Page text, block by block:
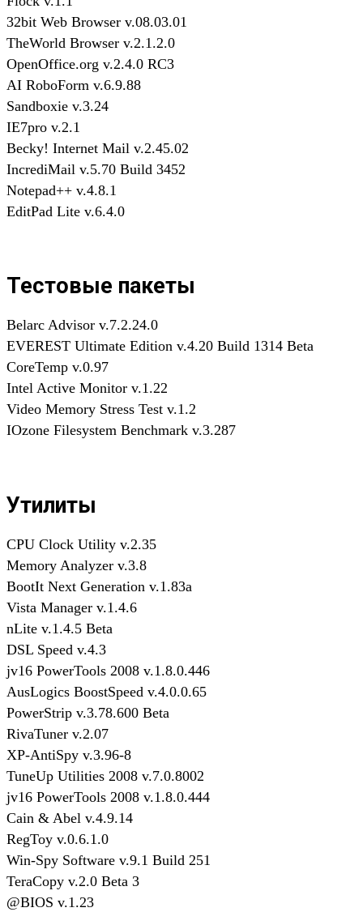
32bit Web Browser v.08.03.01
TheWorld Browser v.2.1.2.0
OpenOffice.org v.2.4.0 RC3
AI RoboForm v.6.9.88
Sandboxie v.3.24
IE7pro v.2.1
Becky! Internet Mail v.2.45.02
IncrediMail v.5.70 Build 3452
Notepad++ v.4.8.1
EditPad Lite v.6.4.0
Тестовые пакеты
Belarc Advisor v.7.2.24.0
EVEREST Ultimate Edition v.4.20 Build 1314 Beta
CoreTemp v.0.97
Intel Active Monitor v.1.22
Video Memory Stress Test v.1.2
IOzone Filesystem Benchmark v.3.287
Утилиты
CPU Clock Utility v.2.35
Memory Analyzer v.3.8
BootIt Next Generation v.1.83a
Vista Manager v.1.4.6
nLite v.1.4.5 Beta
DSL Speed v.4.3
jv16 PowerTools 2008 v.1.8.0.446
AusLogics BoostSpeed v.4.0.0.65
PowerStrip v.3.78.600 Beta
RivaTuner v.2.07
XP-AntiSpy v.3.96-8
TuneUp Utilities 2008 v.7.0.8002
jv16 PowerTools 2008 v.1.8.0.444
Cain & Abel v.4.9.14
RegToy v.0.6.1.0
Win-Spy Software v.9.1 Build 251
TeraCopy v.2.0 Beta 3
@BIOS v.1.23